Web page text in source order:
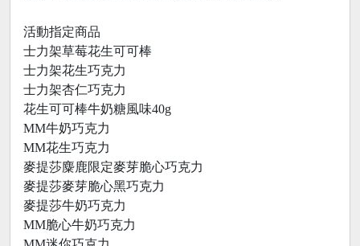
活動指定商品
士力架草莓花生可可棒
士力架花生巧克力
士力架杏仁巧克力
花生可可棒牛奶糖風味40g
MM牛奶巧克力
MM花生巧克力
麥提莎麋鹿限定麥芽脆心巧克力
麥提莎麥芽脆心黑巧克力
麥提莎牛奶巧克力
MM脆心牛奶巧克力